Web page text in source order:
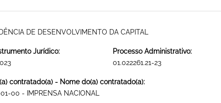
DE DESENVOLVIMENTO DA CAPITAL
Jurídico:
Processo Administrativo:
01.022261.21-23
contratado(a) - Nome do(a) contratado(a):
00 - IMPRENSA NACIONAL